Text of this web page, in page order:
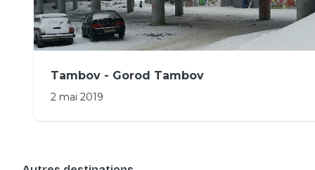
Tambov - Gorod Tambov
2 mai 2019